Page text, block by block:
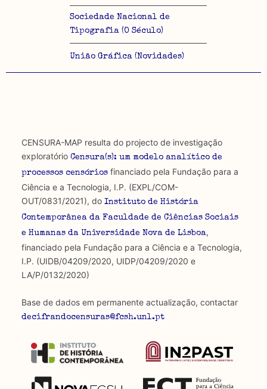
Sociedade Nacional de
Tipografia (O Século)
União Gráfica (Novidades)
CENSURA-MAP resulta do projecto de investigação
exploratório Censura(s): um modelo analítico de
processos censóriosfinanciado pela Fundação para a
Ciência e a Tecnologia, I.P. (EXPL/COM-
OUT/0831/2021), do Instituto de História
Contemporânea da Faculdade de Ciências Sociais
e Humanas da Universidade Nova de Lisboa,
financiado pela Fundação para a Ciência e a Tecnologia,
I.P. (UIDB/04209/2020, UIDP/04209/2020 e
LA/P/0132/2020)
Base de dados em permanente actualização, contactar
decifrandocensuras@fcsh.unl.pt